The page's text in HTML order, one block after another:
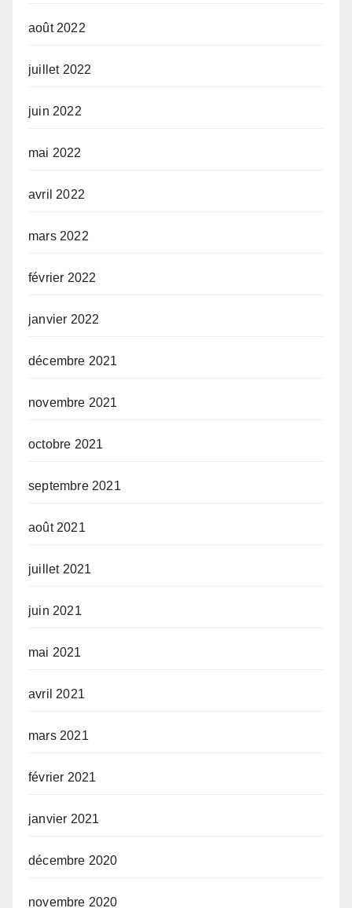
août 2022
juillet 2022
juin 2022
mai 2022
avril 2022
mars 2022
février 2022
janvier 2022
décembre 2021
novembre 2021
octobre 2021
septembre 2021
août 2021
juillet 2021
juin 2021
mai 2021
avril 2021
mars 2021
février 2021
janvier 2021
décembre 2020
novembre 2020